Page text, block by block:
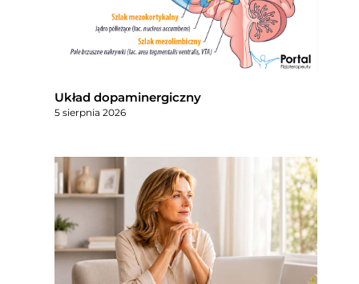
Układ dopaminergiczny
5 sierpnia 2026